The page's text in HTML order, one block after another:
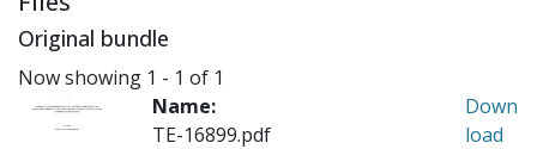
Original bundle
Now showing 1 - 1 of 1
Name:
TE-16899.pdf
Down
load